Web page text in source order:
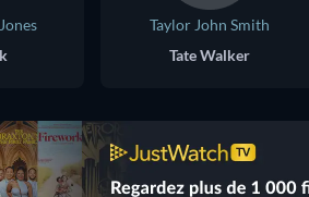
Taylor John Smith
Tate Walker